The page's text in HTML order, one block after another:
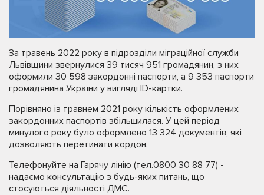
За травень 2022 року в підрозділи міграційної служби
Львівщини звернулися 39 тисяч 951 громадянин, з них
оформили 30 598 закордонні паспорти, а 9 353 паспорти
громадянина України у вигляді ID-картки.
Порівняно із травнем 2021 року кількість оформлених
закордонних паспортів збільшилася. У цей період
минулого року було оформлено 13 324 документів, які
дозволяють перетинати кордон.
Телефонуйте на Гарячу лінію (тел.0800 30 88 77) -
надаємо консультацію з будь-яких питань, що
стосуються діяльності ДМС.